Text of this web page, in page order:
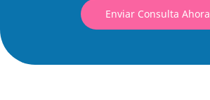
Enviar Consulta Ahora